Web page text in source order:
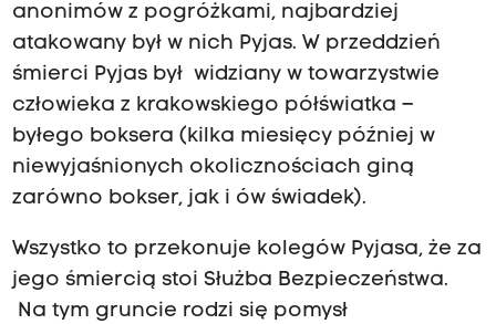
anonimów z pogróżkami, najbardziej
atakowany był w nich Pyjas. W przeddzień
śmierci Pyjas był widziany w towarzystwie
człowieka z krakowskiego półświatka –
byłego boksera (kilka miesięcy później w
niewyjaśnionych okolicznościach giną
zarówno bokser, jak i ów świadek).
Wszystko to przekonuje kolegów Pyjasa, że za
jego śmiercią stoi Służba Bezpieczeństwa.
Na tym gruncie rodzi się pomysł